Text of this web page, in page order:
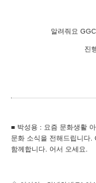
알려줘요
진
■ 박성용 : 요즘 문화생활
문화 소식을 전해드립니다.
함께합니다. 어서 오세요.